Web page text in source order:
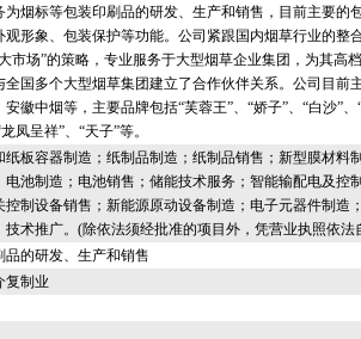
为烟标等包装印刷品的研发、生产和销售，目前主要
观形象、包装保护等功能。公司紧跟国内烟草行业的整
市场”的策略，专业服务于大型烟草企业集团，为其高
全国多个大型烟草集团建立了合作伙伴关系。公司目前
徽中烟等，主要品牌包括“芙蓉王”、“娇子”、“白沙”、
凤呈祥”、“天子”等。
纸板容器制造；纸制品制造；纸制品销售；新型膜材料
电池制造；电池销售；储能技术服务；智能输配电及
控制设备销售；新能源原动设备制造；电子元器件制
技术推广。(除依法须经批准的项目外，凭营业执照依法
品的研发、生产和销售
复制业